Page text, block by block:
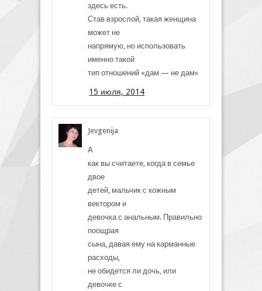
здесь есть.
Став взрослой, такая женщина
может не
напрямую, но использовать
именно такой
тип отношений «дам — не дам»
15 июля, 2014
Jevgenija
А
как вы считаете, когда в семье
двое
детей, мальчик с кожным
вектором и
девочка с анальным. Правильно
поощрая
сына, давая ему на карманные
расходы,
не обидется ли дочь, или
девочке с